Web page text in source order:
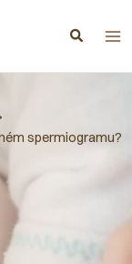
spermiogramu?